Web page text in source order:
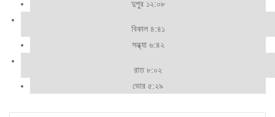
দুপুর ১২:০৮
বিকাল ৪:৪১
সন্ধ্যা ৬:৪২
রাত ৮:০২
ভোর ৫:২৯